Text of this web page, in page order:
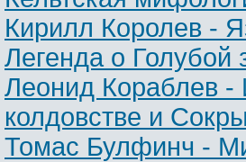
Кирилл Королев -
Легенда о Голубой
Леонид Кораблев -
колдовстве и
Томас Булфинч -